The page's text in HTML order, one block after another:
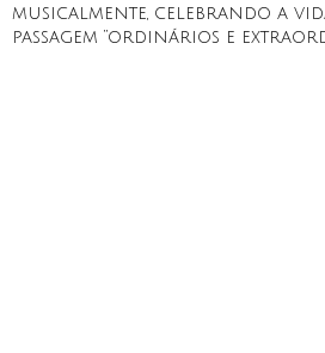
musicalmente, celebrando a
passagem “ordinários e